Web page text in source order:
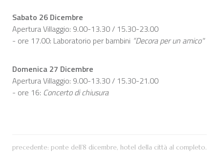
Sabato 26 Dicembre
Apertura Villaggio: 9.00-13.30 / 15.30-23.00
- ore 17.00: Laboratorio per bambini “Decora per un amico"
Domenica 27 Dicembre
Apertura Villaggio: 9.00-13.30 / 15.30-21.00
- ore 16: Concerto di chiusura
precedente: ponte dell’8 dicembre, hotel della città al completo.